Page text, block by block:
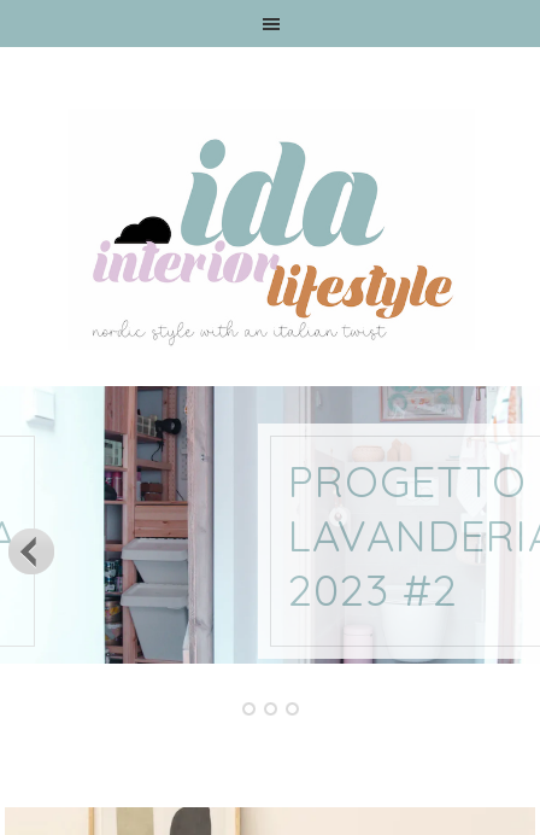
PROGETTO
LAVANDERIA
2023 #2